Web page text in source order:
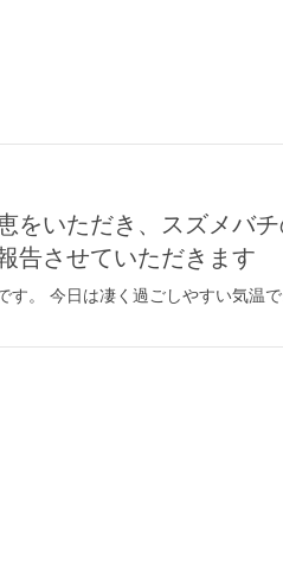
をいただき、スズメバ
告させていただきます
す。 今日は凄く過ごしやすい気温